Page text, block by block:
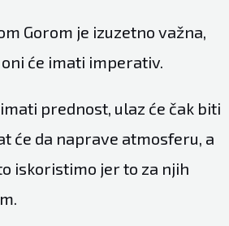
Gorom je izuzetno važna,
će imati imperativ.
prednost, ulaz će čak biti
će da naprave atmosferu, a
iskoristimo jer to za njih